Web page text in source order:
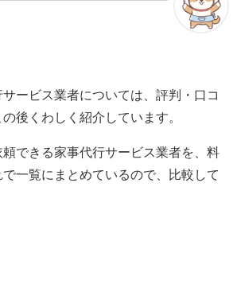
ービス業者については、評判・口コ
後くわしく紹介しています。
頼できる家事代行サービス業者を、料
一覧にまとめているので、比較して